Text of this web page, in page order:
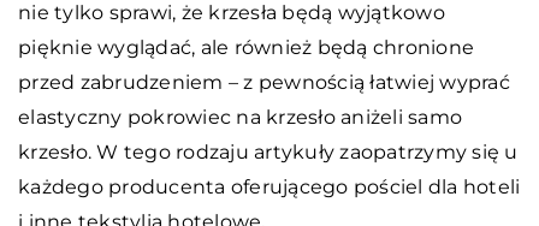
nie tylko sprawi, że krzesła będą wyjątkowo
pięknie wyglądać, ale również będą chronione
przed zabrudzeniem – z pewnością łatwiej wyprać
elastyczny pokrowiec na krzesło aniżeli samo
krzesło. W tego rodzaju artykuły zaopatrzymy się u
każdego producenta oferującego pościel dla hoteli